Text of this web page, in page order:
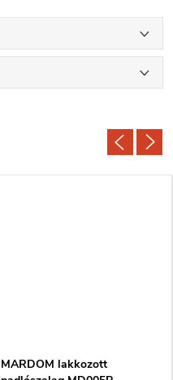
MARDOM lakkozott